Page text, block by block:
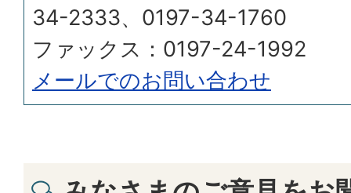
34-2333、0197-34-1760
ファックス：0197-24-1992
メールでのお問い合わせ